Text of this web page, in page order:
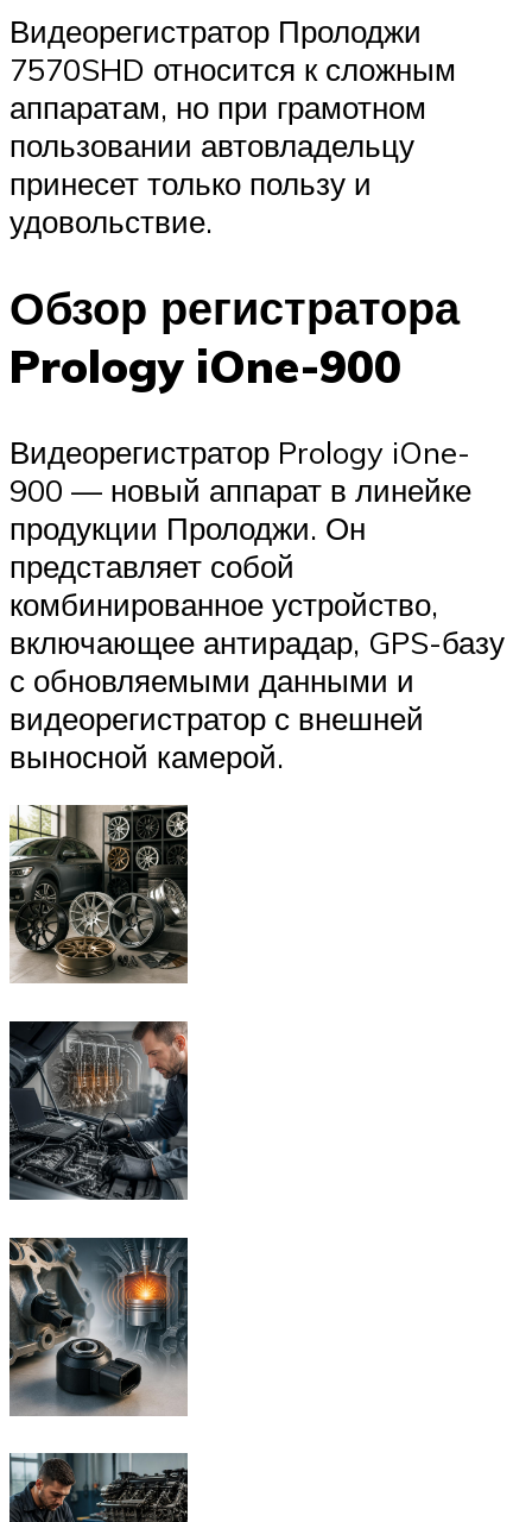
Видеорегистратор Пролоджи
7570SHD относится к сложным
аппаратам, но при грамотном
пользовании автовладельцу
принесет только пользу и
удовольствие.
Обзор регистратора
Prology iOne-900
Видеорегистратор Prology iOne-
900 — новый аппарат в линейке
продукции Пролоджи. Он
представляет собой
комбинированное устройство,
включающее антирадар, GPS-базу
с обновляемыми данными и
видеорегистратор с внешней
выносной камерой.